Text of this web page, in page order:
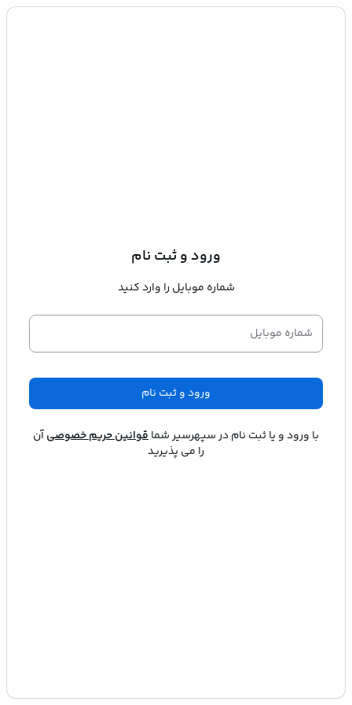
ورود و ثبت نام
شماره موبایل را وارد کنید
شماره موبایل
ورود و ثبت نام
با ورود و یا ثبت نام درسپهرسیرشماقوانین حریم خصوصیآن
را می پذیرید